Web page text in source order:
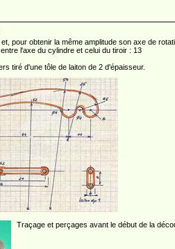
pour obtenir la même amplitude son axe de
l'axe du cylindre et celui du tiroir : 13
tiré d'une tôle de laiton de 2 d'épaisseur.
Traçage et perçages avant le début de la